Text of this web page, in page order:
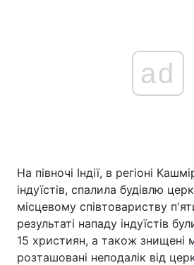
Головна Війна
ad
На півночі Індії, в регіоні
індуїстів, спалила будівлю
місцевому співтовариству
результаті нападу індуїстів
15 християн, а також знищені
розташовані неподалік від